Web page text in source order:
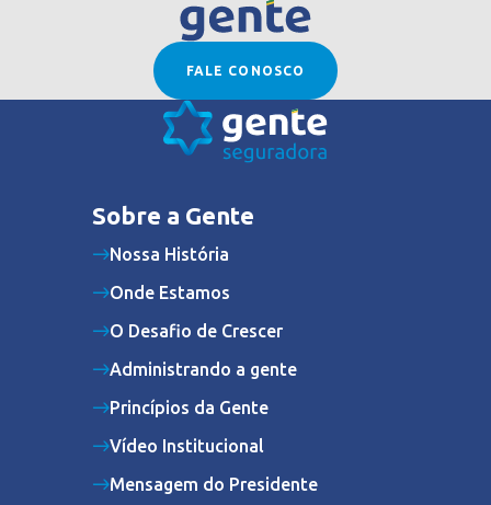
FALE CONOSCO
Sobre a Gente
Nossa História
Onde Estamos
O Desafio de Crescer
Administrando a gente
Princípios da Gente
Vídeo Institucional
Mensagem do Presidente